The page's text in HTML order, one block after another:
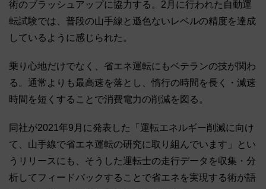
術のブラッシュアップに協力する。2月に行われた自動運
転試験では、普段の山手線と遜色ないレベルの精度を達成
しているように感じられた。
乗り心地だけでなく、省エネ運転にもベテランの技が関わ
る。通常よりも最高速を落とし、惰行の時間を長く・減速
時間を短くすることで消費電力の削減を図る。
同社が2021年9月に発表した「運転エネルギー削減に向け
て、山手線で省エネ運転の研究に取り組んでいます」とい
うリリースにも、そうした運転士の走行データを収集・分
析してフィードバックすることで省エネを実現する術が語